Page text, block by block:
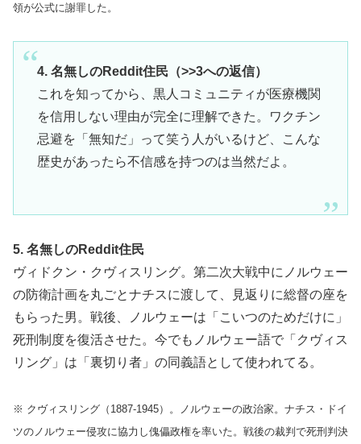
領が公式に謝罪した。
4. 名無しのReddit住民（>>3への返信）
これを知ってから、黒人コミュニティが医療機関
を信用しない理由が完全に理解できた。ワクチン
忌避を「無知だ」って笑う人がいるけど、こんな
歴史があったら不信感を持つのは当然だよ。
5. 名無しのReddit住民
ヴィドクン・クヴィスリング。第二次大戦中にノルウェー
の防衛計画を丸ごとナチスに渡して、見返りに総督の座を
もらった男。戦後、ノルウェーは「こいつのためだけに」
死刑制度を復活させた。今でもノルウェー語で「クヴィス
リング」は「裏切り者」の同義語として使われてる。
※ クヴィスリング（1887-1945）。ノルウェーの政治家。ナチス・ドイ
ツのノルウェー侵攻に協力し傀儡政権を率いた。戦後の裁判で死刑判決